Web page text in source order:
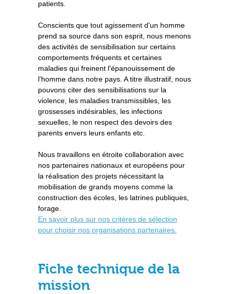
patients.
Conscients que tout agissement d'un homme
prend sa source dans son esprit, nous menons
des activités de sensibilisation sur certains
comportements fréquents et certaines
maladies qui freinent l'épanouissement de
l'homme dans notre pays. A titre illustratif, nous
pouvons citer des sensibilisations sur la
violence, les maladies transmissibles, les
grossesses indésirables, les infections
sexuelles, le non respect des devoirs des
parents envers leurs enfants etc.
Nous travaillons en étroite collaboration avec
nos partenaires nationaux et européens pour
la réalisation des projets nécessitant la
mobilisation de grands moyens comme la
construction des écoles, les latrines publiques,
forage.
En savoir plus sur nos critères de sélection
pour choisir nos organisations partenaires.
Fiche technique de la
mission